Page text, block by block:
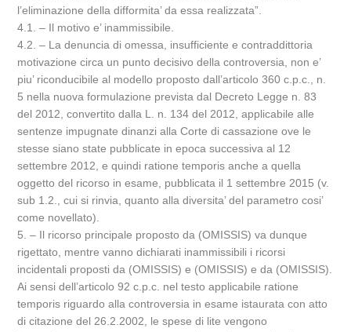
l’eliminazione della difformita’ da essa realizzata”.
4.1. – Il motivo e’ inammissibile.
4.2. – La denuncia di omessa, insufficiente e contraddittoria
motivazione circa un punto decisivo della controversia, non e’
piu’ riconducibile al modello proposto dall’articolo 360 c.p.c., n.
5 nella nuova formulazione prevista dal Decreto Legge n. 83
del 2012, convertito dalla L. n. 134 del 2012, applicabile alle
sentenze impugnate dinanzi alla Corte di cassazione ove le
stesse siano state pubblicate in epoca successiva al 12
settembre 2012, e quindi ratione temporis anche a quella
oggetto del ricorso in esame, pubblicata il 1 settembre 2015 (v.
sub 1.2., cui si rinvia, quanto alla diversita’ del parametro cosi’
come novellato).
5. – Il ricorso principale proposto da (OMISSIS) va dunque
rigettato, mentre vanno dichiarati inammissibili i ricorsi
incidentali proposti da (OMISSIS) e (OMISSIS) e da (OMISSIS).
Ai sensi dell’articolo 92 c.p.c. nel testo applicabile ratione
temporis riguardo alla controversia in esame istaurata con atto
di citazione del 26.2.2002, le spese di lite vengono